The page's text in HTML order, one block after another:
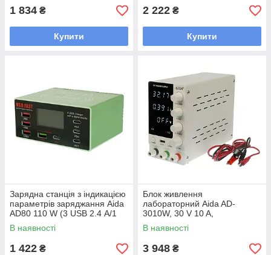
1 834 ₴
Купити
2 222 ₴
Купити
Зарядна станція з індикацією
параметрів заряджання Aida
AD80 110 W (3 USB 2.4 А/1
USB QC 3A/ 3 Type-C PD
20W/1 Type-C PD 65W/
В наявності
1 422 ₴
Блок живлення
лабораторний Aida AD-
3010W, 30 V 10 A,
імпульсний, з цифровою
індикацією (V/A/W), USB
В наявності
3 948 ₴